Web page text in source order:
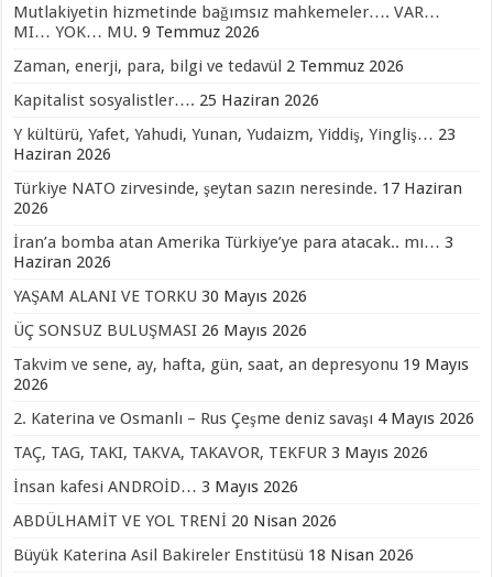
Mutlakiyetin hizmetinde bağımsız mahkemeler…. VAR…
MI… YOK… MU. 9 Temmuz 2026
Zaman, enerji, para, bilgi ve tedavül 2 Temmuz 2026
Kapitalist sosyalistler…. 25 Haziran 2026
Y kültürü, Yafet, Yahudi, Yunan, Yudaizm, Yiddiş, Yingliş… 23
Haziran 2026
Türkiye NATO zirvesinde, şeytan sazın neresinde. 17 Haziran
2026
İran’a bomba atan Amerika Türkiye’ye para atacak.. mı… 3
Haziran 2026
YAŞAM ALANI VE TORKU 30 Mayıs 2026
ÜÇ SONSUZ BULUŞMASI 26 Mayıs 2026
Takvim ve sene, ay, hafta, gün, saat, an depresyonu 19 Mayıs
2026
2. Katerina ve Osmanlı – Rus Çeşme deniz savaşı 4 Mayıs 2026
TAÇ, TAG, TAKI, TAKVA, TAKAVOR, TEKFUR 3 Mayıs 2026
İnsan kafesi ANDROİD… 3 Mayıs 2026
ABDÜLHAMİT VE YOL TRENİ 20 Nisan 2026
Büyük Katerina Asil Bakireler Enstitüsü 18 Nisan 2026